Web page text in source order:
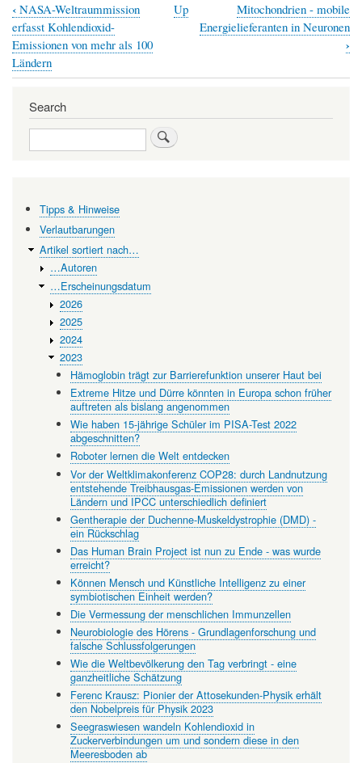
Book
traversal
links
Die
Medizin
‹ NASA-Weltraummission
erfasst Kohlendioxid-
Emissionen von mehr als 100
Ländern
Up
Mitochondrien - mobile
Energielieferanten in Neuronen
›
Search
Search
Tipps & Hinweise
Verlautbarungen
Artikel sortiert nach…
…Autoren
…Erscheinungsdatum
2026
2025
2024
2023
Hämoglobin trägt zur Barrierefunktion unserer Haut bei
Extreme Hitze und Dürre könnten in Europa schon früher
auftreten als bislang angenommen
Wie haben 15-jährige Schüler im PISA-Test 2022
abgeschnitten?
Roboter lernen die Welt entdecken
Vor der Weltklimakonferenz COP28: durch Landnutzung
entstehende Treibhausgas-Emissionen werden von
Ländern und IPCC unterschiedlich definiert
Gentherapie der Duchenne-Muskeldystrophie (DMD) -
ein Rückschlag
Das Human Brain Project ist nun zu Ende - was wurde
erreicht?
Können Mensch und Künstliche Intelligenz zu einer
symbiotischen Einheit werden?
Die Vermessung der menschlichen Immunzellen
Neurobiologie des Hörens - Grundlagenforschung und
falsche Schlussfolgerungen
Wie die Weltbevölkerung den Tag verbringt - eine
ganzheitliche Schätzung
Ferenc Krausz: Pionier der Attosekunden-Physik erhält
den Nobelpreis für Physik 2023
Seegraswiesen wandeln Kohlendioxid in
Zuckerverbindungen um und sondern diese in den
Meeresboden ab